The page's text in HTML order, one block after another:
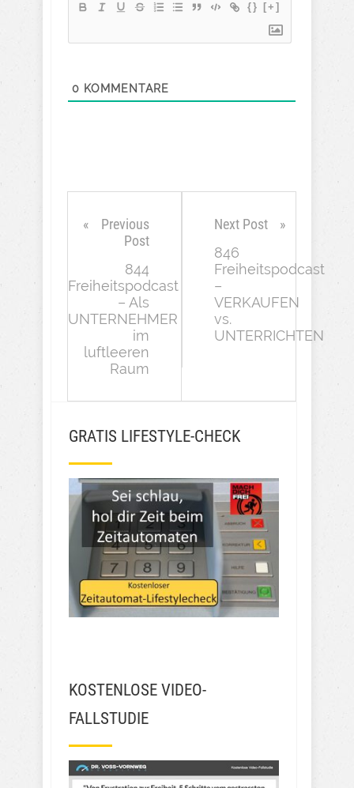
{} [+]
0 KOMMENTARE
Previous
Post
844
Freiheitspodcast
– Als
UNTERNEHMER
im
luftleeren
Raum
Next Post
846
Freiheitspodcast
–
VERKAUFEN
vs.
UNTERRICHTEN
GRATIS LIFESTYLE-CHECK
KOSTENLOSE VIDEO-
FALLSTUDIE